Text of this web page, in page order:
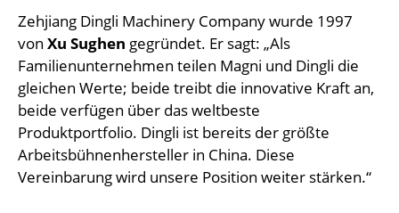
Zehjiang Dingli Machinery Company wurde 1997
von Xu Sughen gegründet. Er sagt: „Als
Familienunternehmen teilen Magni und Dingli die
gleichen Werte; beide treibt die innovative Kraft an,
beide verfügen über das weltbeste
Produktportfolio. Dingli ist bereits der größte
Arbeitsbühnenhersteller in China. Diese
Vereinbarung wird unsere Position weiter stärken.“